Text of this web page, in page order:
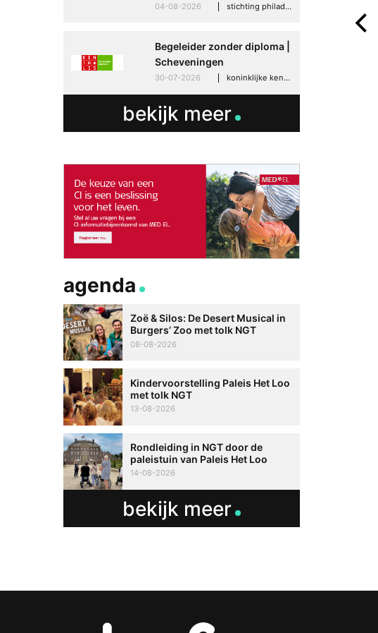
meer zelfvertrouwen: hoe
Speaksee Imelda helpt om te
04-08-2026 stichting philadelphia zorg, den haag
Begeleider zonder diploma |
Scheveningen
30-07-2026 koninklijke kentalis, scheveningen
bekijk meer
agenda
Zoë & Silos: De Desert Musical in
Burgers’ Zoo met tolk NGT
08-08-2026
Kindervoorstelling Paleis Het Loo
met tolk NGT
13-08-2026
Rondleiding in NGT door de
paleistuin van Paleis Het Loo
14-08-2026
bekijk meer